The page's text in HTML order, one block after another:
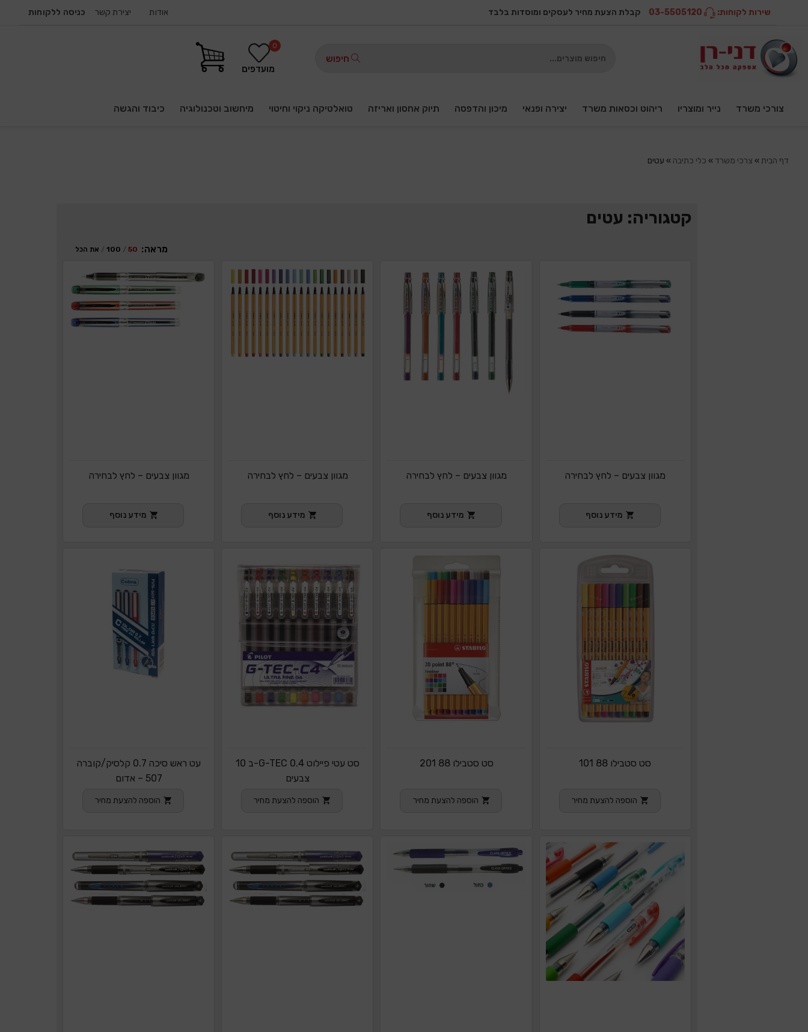
אודות יצירת קשר כניסה ללקוחות שירות לקוחות: קבלת הצעת מחיר לעסקים ומוסדות בלבד
חיפוש
מועדפים
0
צורכי משרד נייר ומוצריו ריהוט וכסאות משרד יצירה ופנאי מיכון והדפסה תיוק אחסון ואריזה טואלטיקה ניקוי וחיטוי מיחשוב וטכנולוגיה כיבוד והגשה
דף הבית» צרכי משרד » כלי כתיבה » עטים
קטגוריה: עטים
מראה: 50
100 את הכל
מגוון צבעים – לחץ לבחירה
מידע נוסף
מגוון צבעים – לחץ לבחירה
מידע נוסף
מגוון צבעים – לחץ לבחירה
מידע נוסף
מגוון צבעים – לחץ לבחירה
מידע נוסף
סט סטבילו 88 101
הוספה להצעת מחיר
סט סטבילו 88 201
הוספה להצעת מחיר
סט עטי פיילוט G-TEC 0.4-ב 10
צבעים
הוספה להצעת מחיר
עט ראש סיכה 0.7 קלסיק/קוברה
507 – אדום
הוספה להצעת מחיר